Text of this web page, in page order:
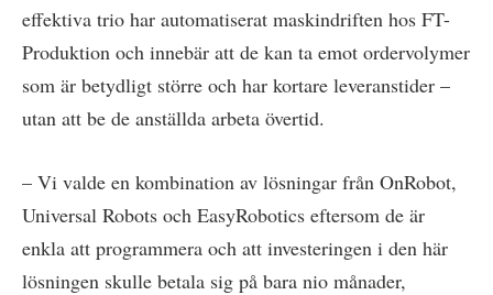
effektiva trio har automatiserat maskindriften hos FT-
Produktion och innebär att de kan ta emot ordervolymer
som är betydligt större och har kortare leveranstider –
utan att be de anställda arbeta övertid.
– Vi valde en kombination av lösningar från OnRobot,
Universal Robots och EasyRobotics eftersom de är
enkla att programmera och att investeringen i den här
lösningen skulle betala sig på bara nio månader,